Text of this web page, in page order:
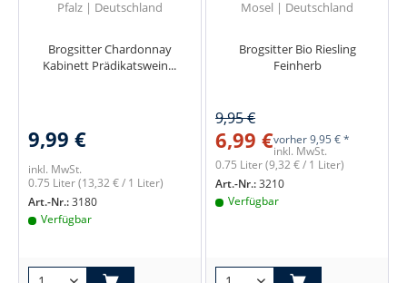
Pfalz | Deutschland
Brogsitter Chardonnay
Kabinett Prädikatswein...
9,99 €
inkl. MwSt.
0.75 Liter(13,32 € / 1 Liter)
Art.-Nr.:3180
Verfügbar
Mosel | Deutschland
Brogsitter Bio Riesling
Feinherb
9,95 €
6,99 €vorher9,95 € *
inkl. MwSt.
0.75 Liter(9,32 € / 1 Liter)
Art.-Nr.:3210
Verfügbar